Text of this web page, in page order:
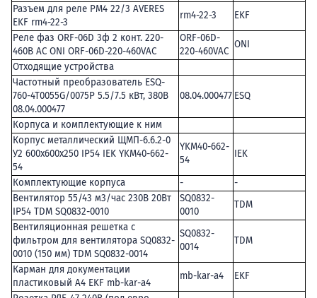
Разъем для реле РМ4 22/3 AVERES
EKF rm4-22-3
rm4-22-3
EKF
Реле фаз ORF-06D 3ф 2 конт. 220-
460В AC ONI ORF-06D-220-460VAC
ORF-06D-
220-460VAC
ONI
Отходящие устройства
Частотный преобразователь ESQ-
760-4T0055G/0075P 5.5/7.5 кВт, 380В
08.04.000477
08.04.000477 ESQ
Корпуса и комплектующие к ним
Корпус металлический ЩМП-6.6.2-0
У2 600х600х250 IP54 IEK YKM40-662-
54
YKM40-662-
54
IEK
Комплектующие корпуса -
-
Вентилятор 55/43 м3/час 230В 20Вт
IP54 TDM SQ0832-0010
SQ0832-
0010
TDM
Вентиляционная решетка с
фильтром для вентилятора SQ0832-
0010 (150 мм) TDM SQ0832-0014
SQ0832-
0014
TDM
Карман для документации
пластиковый А4 EKF mb-kar-a4
mb-kar-a4
EKF